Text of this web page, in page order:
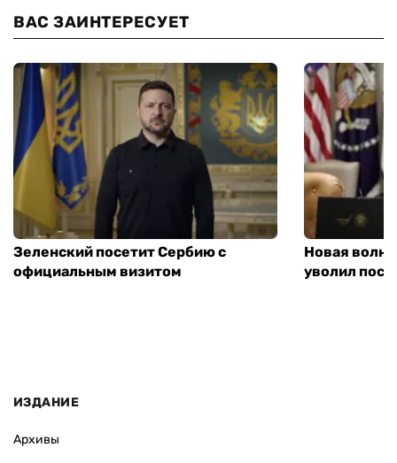
ВАС ЗАИНТЕРЕСУЕТ
Зеленский посетит Сербию с
официальным визитом
Новая
уволил
ИЗДАНИЕ
Архивы